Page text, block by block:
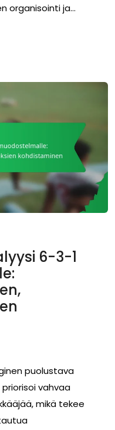
organisointi ja…
6-3-1
puolustava
vahvaa
mikä tekee